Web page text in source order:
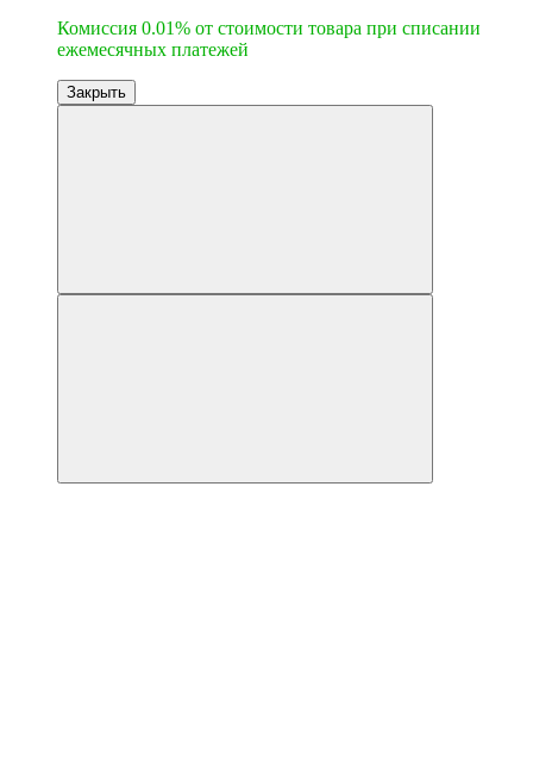
Комиссия 0.01% от стоимости товара при списании
ежемесячных платежей
Закрыть